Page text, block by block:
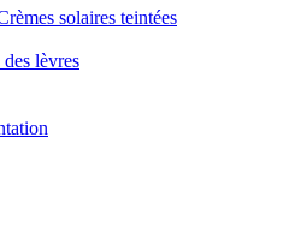
solaires teintées
lèvres